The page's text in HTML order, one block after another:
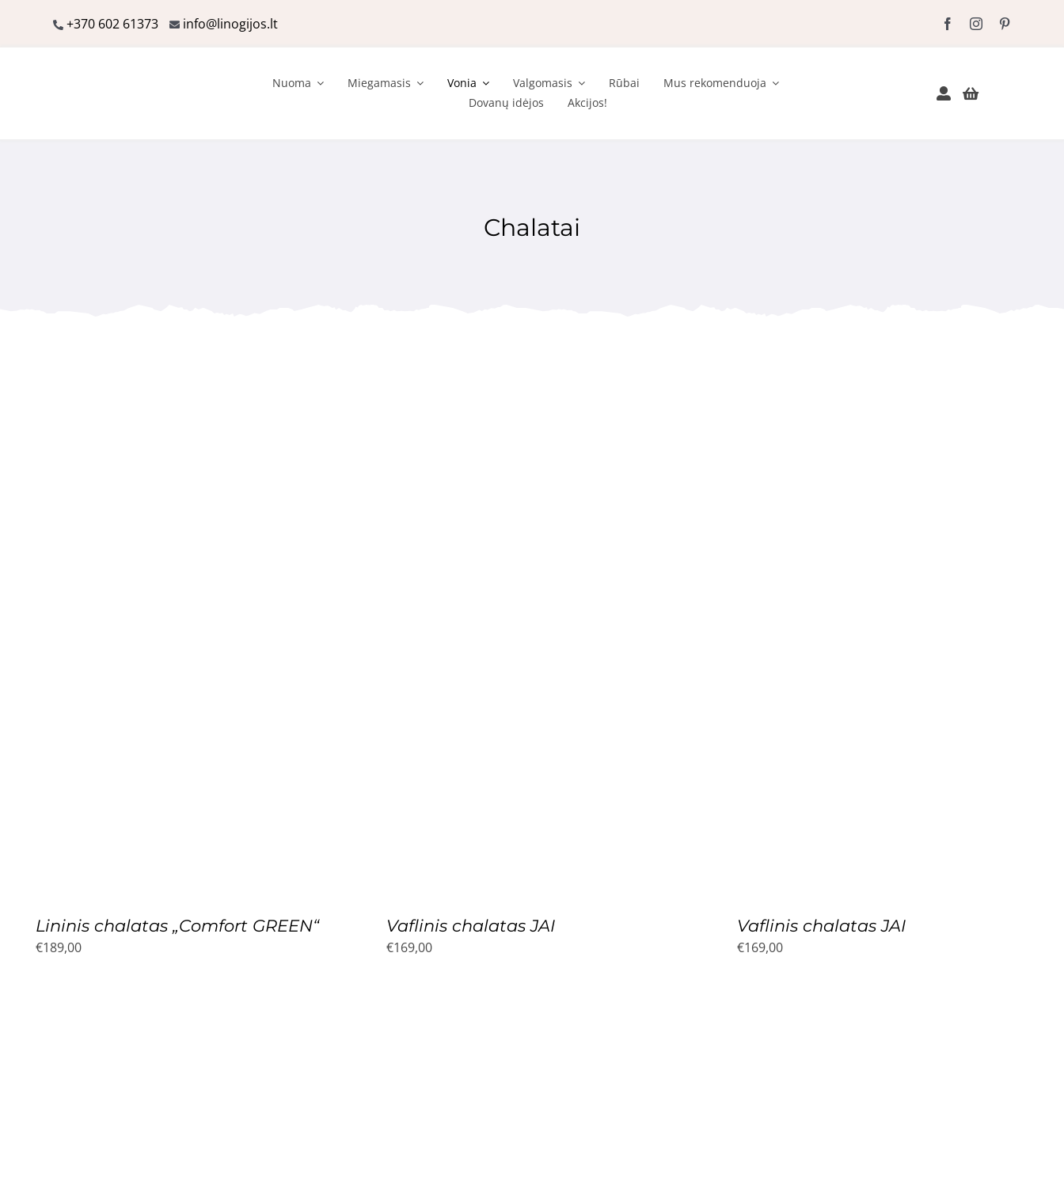
+370 602 61373 info@linogijos.lt
Nuoma Miegamasis Vonia Valgomasis Rūbai
Mus rekomenduoja
Dovanų idėjos
Akcijos!
Chalatai
Lininis chalatas „Comfort GREEN“
€189,00
Vaflinis chalatas JAI
€169,00
Vaflinis chalatas JAI
€169,00